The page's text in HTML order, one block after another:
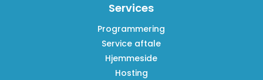
Services
Programmering
Service aftale
Hjemmeside
Hosting